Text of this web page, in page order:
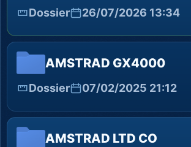
Dossier 26/07/2026 13:34
AMSTRAD GX4000
Dossier 07/02/2025 21:12
AMSTRAD LTD CO